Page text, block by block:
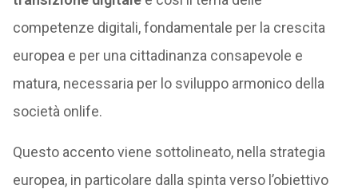
competenze digitali, fondamentale per la crescita
europea e per una cittadinanza consapevole e
matura, necessaria per lo sviluppo armonico della
società onlife.
Questo accento viene sottolineato, nella strategia
europea, in particolare dalla spinta verso l’obiettivo